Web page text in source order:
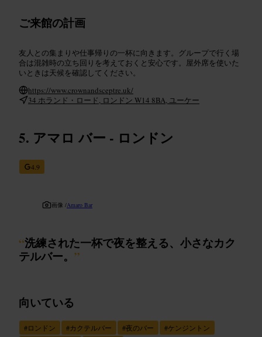
ご来館の計画
友人との集まりや仕事帰りの一杯に向きます。グループで行く場
合は混雑時の立ち回りを考えておくと安心です。屋外席を使いた
いときは天候を確認してください。
https://www.crownandsceptre.uk/
34 ホランド・ロード, ロンドン W14 8BA, ユーケー
アマロ バー - ロンドン
4.9
画像 /Amaro Bar
“洗練された一杯で夜を整える、小さなカク
テルバー。 ”
向いている
#ロンドン #カクテルバー #夜のバー #ケンジントン